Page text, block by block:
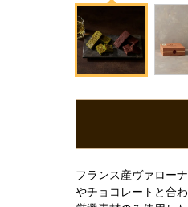
フランス産ヴァロー
やチョコレートと合